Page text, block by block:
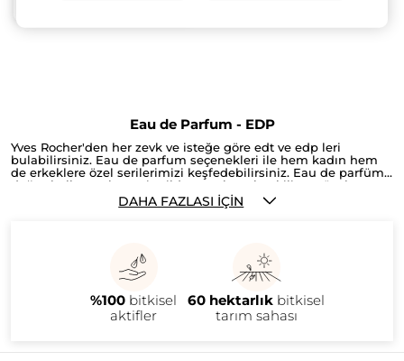
Eau de Parfum - EDP
Yves Rocher'den her zevk ve isteğe göre edt ve edp leri
bulabilirsiniz. Eau de parfum seçenekleri ile hem kadın hem
de erkeklere özel serilerimizi keşfedebilirsiniz. Eau de parfüm
doğru kullanmak, temiz cilde uygulamak etkili ve güzel sonuç
almak açısından önemlidir. Özellikle boyun, ense, kulak arkası,
saçlar, bilek içleri ve diz arkası kokunun kalıcılığını sağlayan
çıkabileceğini hatırlamalıyız. O yüzden ister cildimize ister
kıyafetimize olsun, parfüm kesinlikle temiz bir bölgeye
uygulanmalıdır. Fransa’nın 1 numaralı bitkisel kozmetik
markası Yves Rocher’nin Bitkisel Kozmetik Laboratuvarlarında,
seçkin uzmanlar tarafından üretilen en iyi bayan ve erkek edt
ve edp beğeninize sunulmuştur.
DAHA FAZLASI İÇIN
%100 bitkisel
aktifler
60 hektarlık bitkisel
tarım sahası